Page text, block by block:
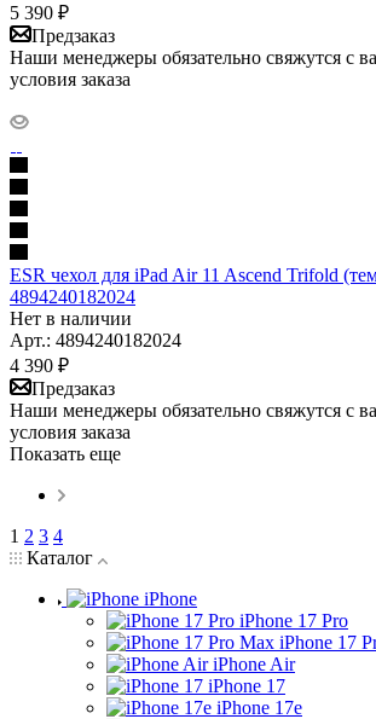
5 390 ₽
Предзаказ
Наши менеджеры обязательно свяжутся с
условия заказа
ESR чехол для iPad Air 11 Ascend Trifold
4894240182024
Нет в наличии
Арт.: 4894240182024
4 390 ₽
Предзаказ
Наши менеджеры обязательно свяжутся с
условия заказа
Показать еще
1 2 3 4
Каталог
iPhone
iPhone 17 Pro
iPhone 17
iPhone Air
iPhone 17
iPhone 17e